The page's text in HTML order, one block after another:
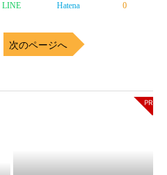
LINE Hatena 0
次のページへ